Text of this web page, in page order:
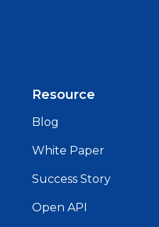
Resource
Blog
White Paper
Success Story
Open API